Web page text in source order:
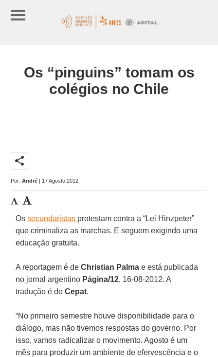
Os “pinguins” tomam os
colégios no Chile
share
Por:André | 17 Agosto 2012
Ossecundaristas protestam contra a “Lei Hinzpeter”
que criminaliza as marchas. E seguem exigindo uma
educação gratuita.
A reportagem é deChristian Palma e está publicada
no jornal argentino Página/12, 16-08-2012. A
tradução é doCepat.
“No primeiro semestre houve disponibilidade para o
diálogo, mas não tivemos respostas do governo. Por
isso, vamos radicalizar o movimento. Agosto é um
mês para produzir um ambiente de efervescência e o